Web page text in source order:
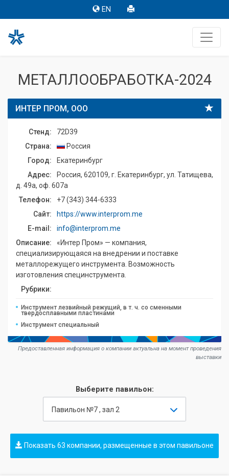
EN
МЕТАЛЛООБРАБОТКА-2024
ИНТЕР ПРОМ, ООО
Стенд:
72D39
Страна:
Россия
Город:
Екатеринбург
Адрес:
Россия, 620109, г. Екатеринбург, ул. Татищева,
д. 49а, оф. 607а
Телефон:
+7 (343) 344-6333
Сайт:
https://www.interprom.me
E-mail:
info@interprom.me
Описание:
«Интер Пром» — компания,
специализирующаяся на внедрении и поставке
металлорежущего инструмента. Возможность
изготовления специнструмента.
Рубрики:
Инструмент лезвийный режущий, в т. ч. со сменными
твердосплавными пластинами
Инструмент специальный
Предоставленная информация о компании актуальна на момент проведения
выставки
Выберите павильон:
Павильон №7 , зал 2
Показать 63 компании, размещенные в этом павильоне